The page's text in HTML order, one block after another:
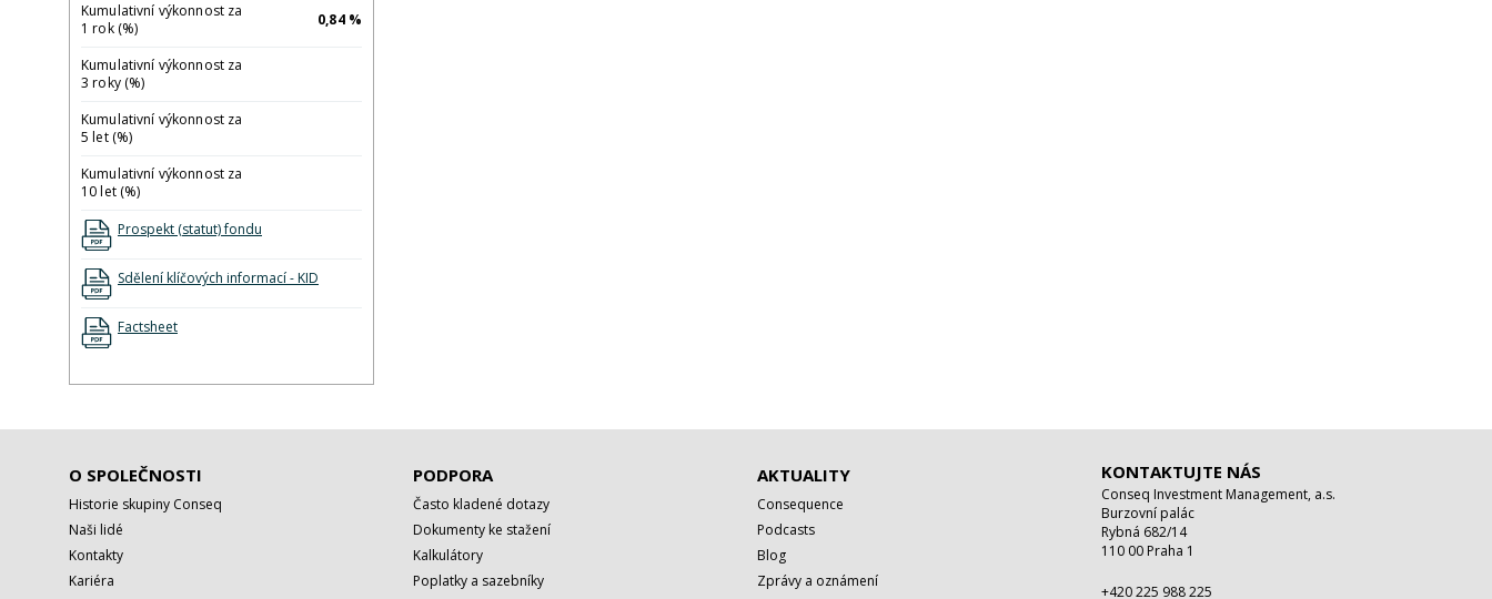
Kumulativní výkonnost za
1 rok (%)
0,84 %
Kumulativní výkonnost za
3 roky (%)
Kumulativní výkonnost za
5 let (%)
Kumulativní výkonnost za
10 let (%)
Prospekt (statut) fondu
Sdělení klíčových informací - KID
Factsheet
O SPOLEČNOSTI
Historie skupiny Conseq
Naši lidé
Kontakty
Kariéra
PODPORA
Často kladené dotazy
Dokumenty ke stažení
Kalkulátory
Poplatky a sazebníky
AKTUALITY
Consequence
Podcasts
Blog
Zprávy a oznámení
KONTAKTUJTE NÁS
Conseq Investment Management, a.s.
Burzovní palác
Rybná 682/14
110 00 Praha 1
+420 225 988 225